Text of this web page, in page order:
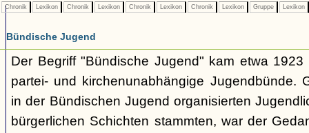
Chronik Lexikon Chronik Lexikon Chronik Lexikon Chronik Lexikon Gruppe Lexikon
Bündische Jugend
Der Begriff "Bündische Jugend" kam etwa
partei- und kirchenunabhängige Jugendbünde.
in der Bündischen Jugend organisierten
bürgerlichen Schichten stammten, war der